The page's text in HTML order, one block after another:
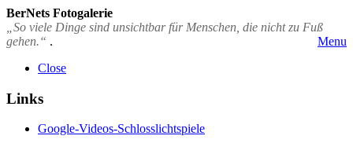
BerNets Fotogalerie
„So viele Dinge sind unsichtbar für Menschen, die nicht zu Fuß
gehen.“ .
Menu
Close
Links
Google-Videos-Schlosslichtspiele